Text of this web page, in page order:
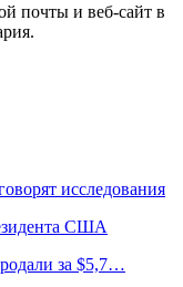
почты и веб-сайт в
исследования
США
за $5,7…